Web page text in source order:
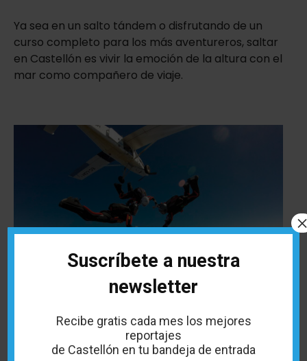
Ya sea en un salto tándem o disfrutando de un
curso completo para los más aventureros, saltar
en Castellón es vivir la emoción de la altura con el
mar como compañero de viaje.
Suscríbete a nuestra
newsletter
Recibe gratis cada mes los mejores
reportajes
de Castellón en tu bandeja de entrada